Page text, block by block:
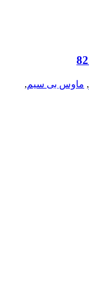
, ماوس بی سیم,